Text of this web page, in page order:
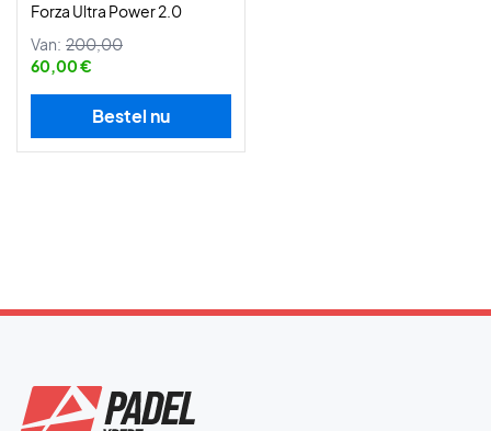
Forza Ultra Power 2.0
Van: 200,00
60,00 €
Bestel nu